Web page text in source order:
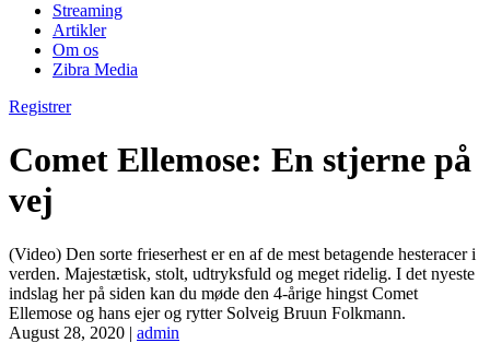
Streaming
Artikler
Om os
Zibra Media
Registrer
Comet Ellemose: En stjerne på
vej
(Video) Den sorte frieserhest er en af de mest betagende hesteracer i
verden. Majestætisk, stolt, udtryksfuld og meget ridelig. I det nyeste
indslag her på siden kan du møde den 4-årige hingst Comet
Ellemose og hans ejer og rytter Solveig Bruun Folkmann.
August 28, 2020 | admin